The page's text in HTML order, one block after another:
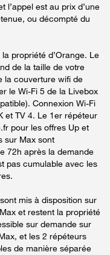
l’appel est au prix d’une
ou décompté du
propriété d’Orange. Le
de la taille de votre
la couverture wifi de
le Wi-Fi 5 de la Livebox
Connexion Wi-Fi
et TV 4. Le 1er répéteur
pour les offres Up et
sur Max sont
72h après la demande
pas cumulable avec les
mis à disposition sur
et restent la propriété
sur demande sur
et les 2 répéteurs
de manière séparée